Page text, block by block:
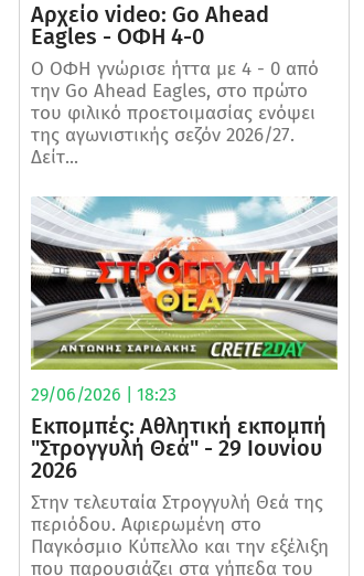
Αρχείο video: Go Ahead
Eagles - ΟΦΗ 4-0
Ο ΟΦΗ γνώρισε ήττα με 4 - 0 από
την Go Ahead Eagles, στο πρώτο
του φιλικό προετοιμασίας ενόψει
της αγωνιστικής σεζόν 2026/27.
Δείτ...
29/06/2026 | 18:23
Εκπομπές: Αθλητική εκπομπή
"Στρογγυλή Θεά" - 29 Ιουνίου
2026
Στην τελευταία Στρογγυλή Θεά της
περιόδου. Αφιερωμένη στο
Παγκόσμιο Κύπελλο και την εξέλιξη
που παρουσιάζει στα γήπεδα του